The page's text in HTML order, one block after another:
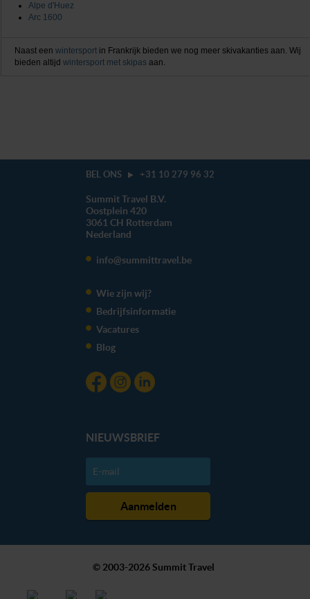
Alpe d'Huez
Arc 1600
Naast een wintersport in Frankrijk bieden we nog meer skivakanties aan. Wij
bieden altijd wintersport met skipas aan.
BEL ONS +31 10 279 96 32
Summit Travel B.V.
Oostplein 420
3061 CH Rotterdam
Nederland
info@summittravel.be
Wie zijn wij?
Bedrijfsinformatie
Vacatures
Blog
NIEUWSBRIEF
© 2003-2026 Summit Travel